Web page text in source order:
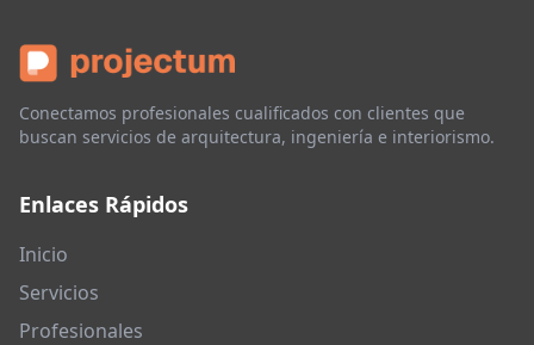
Conectamos profesionales cualificados con clientes que
buscan servicios de arquitectura, ingeniería e interiorismo.
Enlaces Rápidos
Inicio
Servicios
Profesionales